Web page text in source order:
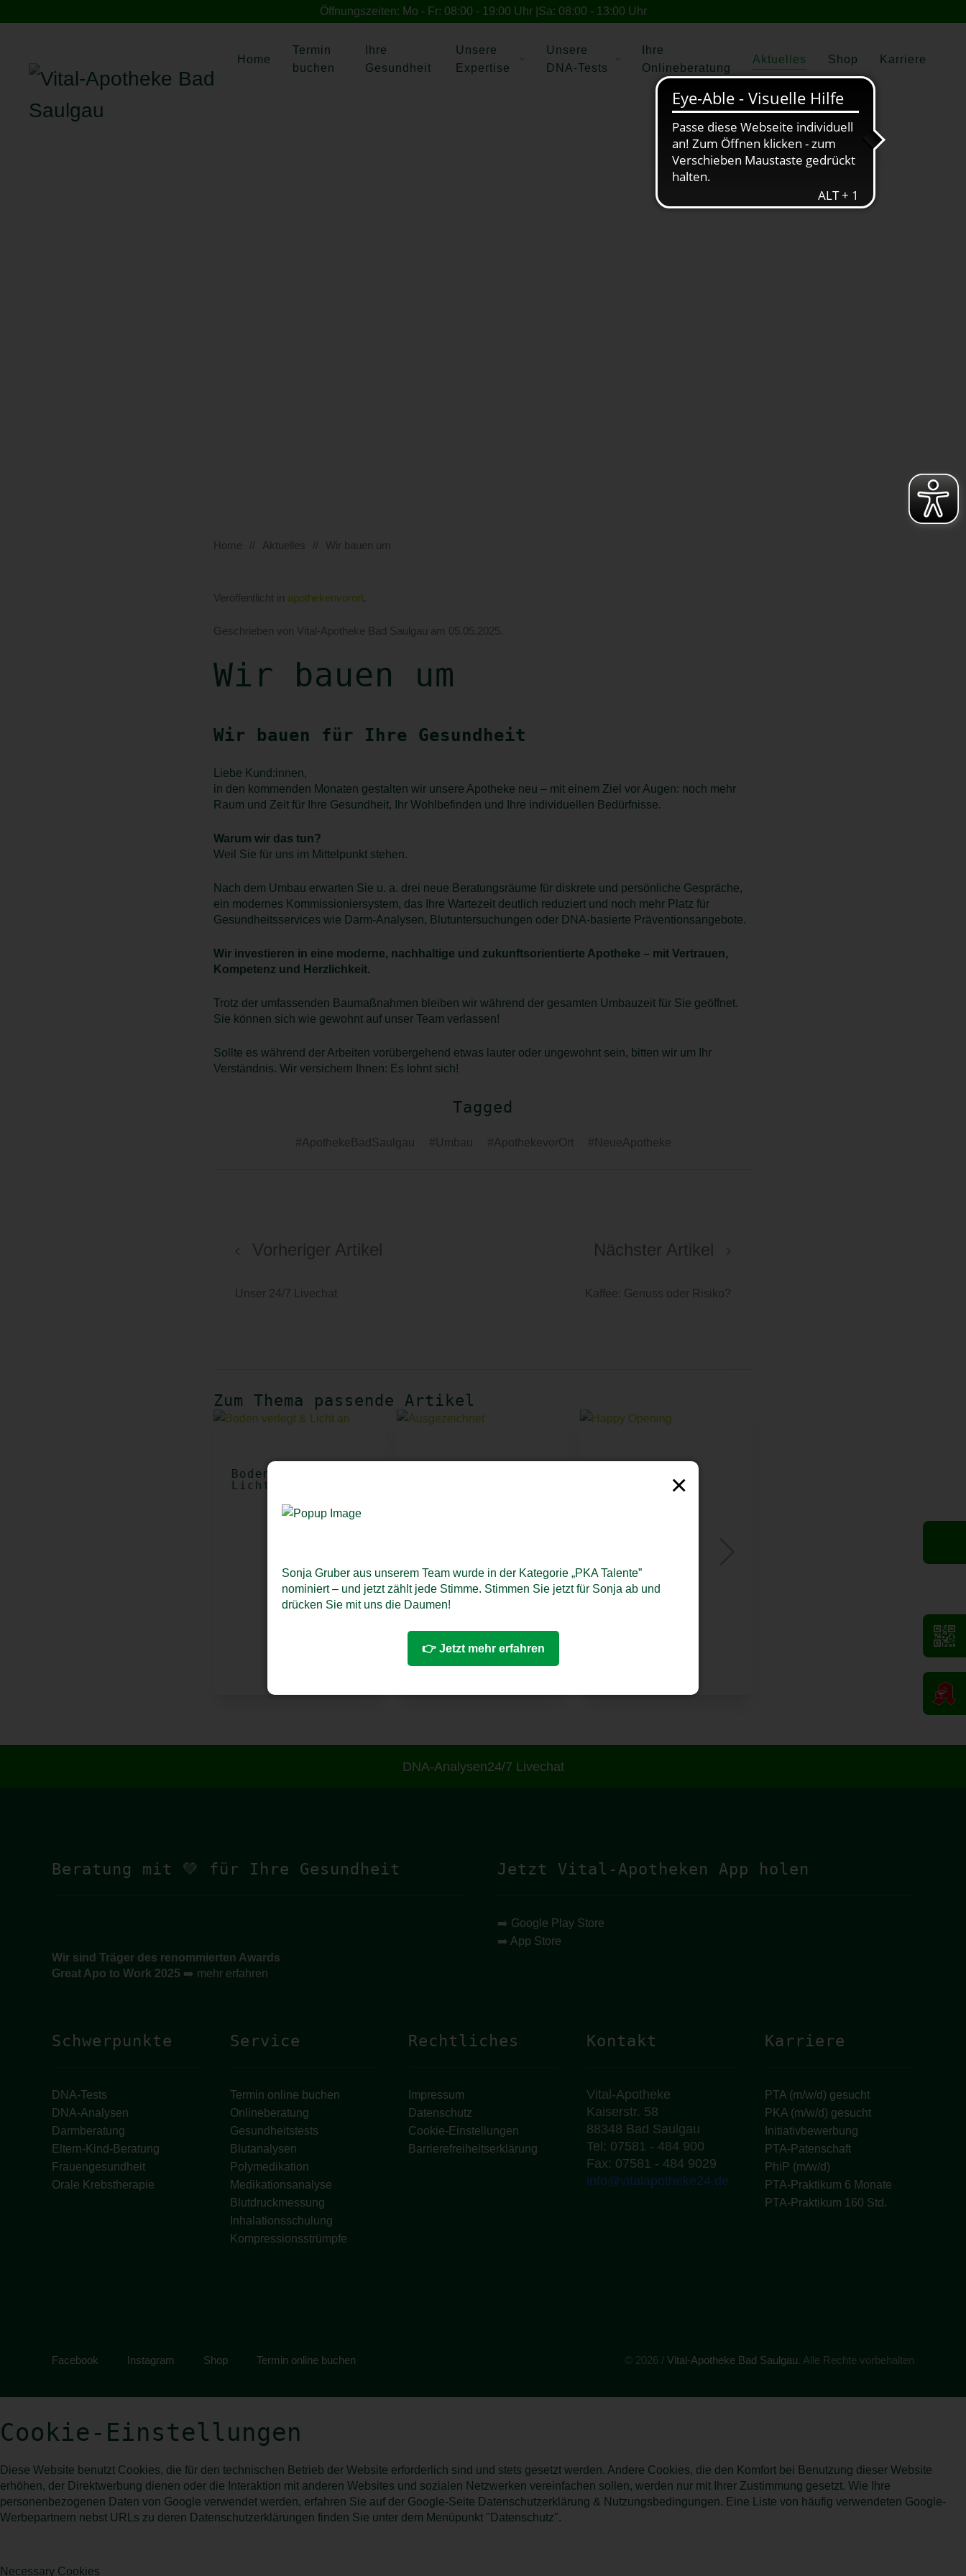
Öffnungszeiten: Mo - Fr: 08:00 - 19:00 Uhr Sa: 08:00 - 13:00 Uhr
Home
Termin
buchen
Ihre
Gesundheit
Unsere
Expertise
Unsere
DNA-Tests
Ihre
Onlineberatung
Aktuelles Shop Karriere
Home Aktuelles Wir bauen um
Veröffentlicht in apothekenvorort
Geschrieben von Vital-Apotheke Bad Saulgau am 05.05.2025
Wir bauen um
Wir bauen für Ihre Gesundheit
Liebe Kund:innen,
in den kommenden Monaten gestalten wir unsere Apotheke neu – mit einem Ziel vor Augen: noch mehr
Raum und Zeit für Ihre Gesundheit, Ihr Wohlbefinden und Ihre individuellen Bedürfnisse.
Warum wir das tun?
Weil Sie für uns im Mittelpunkt stehen.
Nach dem Umbau erwarten Sie u. a. drei neue Beratungsräume für diskrete und persönliche Gespräche,
ein modernes Kommissioniersystem, das Ihre Wartezeit deutlich reduziert und noch mehr Platz für
Gesundheitsservices wie Darm-Analysen, Blutuntersuchungen oder DNA-basierte Präventionsangebote.
Wir investieren in eine moderne, nachhaltige und zukunftsorientierte Apotheke – mit Vertrauen,
Kompetenz und Herzlichkeit.
Trotz der umfassenden Baumaßnahmen bleiben wir während der gesamten Umbauzeit für Sie geöffnet.
Sie können sich wie gewohnt auf unser Team verlassen!
Sollte es während der Arbeiten vorübergehend etwas lauter oder ungewohnt sein, bitten wir um Ihr
Verständnis. Wir versichern Ihnen: Es lohnt sich!
Tagged
#ApothekeBadSaulgau #Umbau #ApothekevorOrt #NeueApotheke
Vorheriger Artikel
Unser 24/7 Livechat
Nächster Artikel
Kaffee: Genuss oder Risiko?
Zum Thema passende Artikel
Boden verlegt &
Licht an
Sonja Gruber aus unserem Team wurde in der Kategorie „PKA Talente”
nominiert – und jetzt zählt jede Stimme. Stimmen Sie jetzt für Sonja ab und
drücken Sie mit uns die Daumen!
👉 Jetzt mehr erfahren
×
DNA-Analysen24/7 Livechat
Beratung mit 💚 für Ihre Gesundheit
Wir sind Träger des renommierten Awards
Great Apo to Work 2025 ➡️ mehr erfahren
Jetzt Vital-Apotheken App holen
➡️ Google Play Store
➡️ App Store
Schwerpunkte
DNA-Tests
DNA-Analysen
Darmberatung
Eltern-Kind-Beratung
Frauengesundheit
Orale Krebstherapie
Service
Termin online buchen
Onlineberatung
Gesundheitstests
Blutanalysen
Polymedikation
Medikationsanalyse
Blutdruckmessung
Inhalationsschulung
Kompressionsstrümpfe
Rechtliches
Impressum
Datenschutz
Cookie-Einstellungen
Barrierefreiheitserklärung
Kontakt
Vital-Apotheke
Kaiserstr. 58
88348 Bad Saulgau
Tel: 07581 - 484 900
Fax: 07581 - 484 9029
info@vitalapotheke24.de
Karriere
PTA (m/w/d) gesucht
PKA (m/w/d) gesucht
Initiativbewerbung
PTA-Patenschaft
PhiP (m/w/d)
PTA-Praktikum 6 Monate
PTA-Praktikum 160 Std.
Facebook Instagram Shop Termin online buchen © 2026 / Vital-Apotheke Bad Saulgau. Alle Rechte vorbehalten
Cookie-Einstellungen
Diese Website benutzt Cookies, die für den technischen Betrieb der Website erforderlich sind und stets gesetzt werden. Andere Cookies, die den Komfort bei Benutzung dieser Website
erhöhen, der Direktwerbung dienen oder die Interaktion mit anderen Websites und sozialen Netzwerken vereinfachen sollen, werden nur mit Ihrer Zustimmung gesetzt. Wie Ihre
personenbezogenen Daten von Google verwendet werden, erfahren Sie auf der Google-Seite Datenschutzerklärung & Nutzungsbedingungen. Eine Liste von häufig verwendeten Google-
Werbepartnern nebst URLs zu deren Datenschutzerklärungen finden Sie unter dem Menüpunkt "Datenschutz".
Necessary Cookies